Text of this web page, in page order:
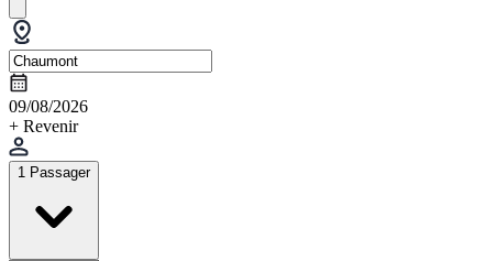
09/08/2026
+ Revenir
1 Passager